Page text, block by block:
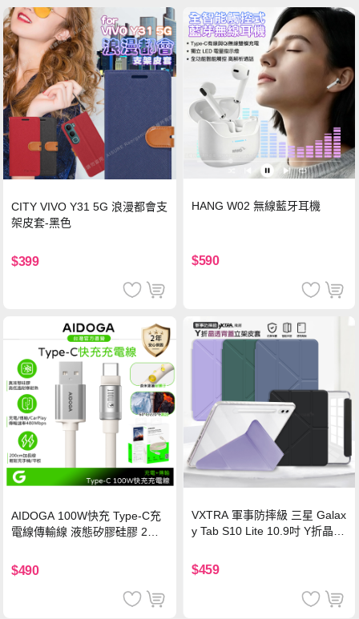
CITY VIVO Y31 5G 浪漫都會支
架皮套-黑色
$399
HANG W02 無線藍牙耳機
$590
AIDOGA 100W快充 Type-C充
電線傳輸線 液態矽膠硅膠 2M
$490
VXTRA 軍事防摔級 三星 Galax
y Tab S10 Lite 10.9吋 Y折晶透
$459